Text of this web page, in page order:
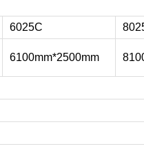
6025C
6100mm*2500mm